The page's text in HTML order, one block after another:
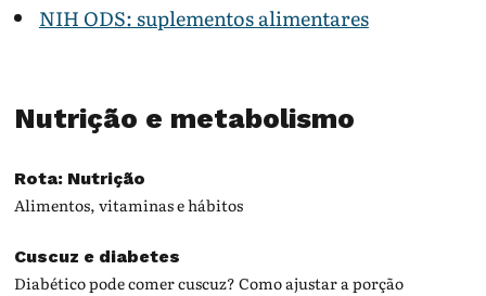
NIH ODS: suplementos alimentares
Nutrição e metabolismo
Rota: Nutrição
Alimentos, vitaminas e hábitos
Cuscuz e diabetes
Diabético pode comer cuscuz? Como ajustar a porção